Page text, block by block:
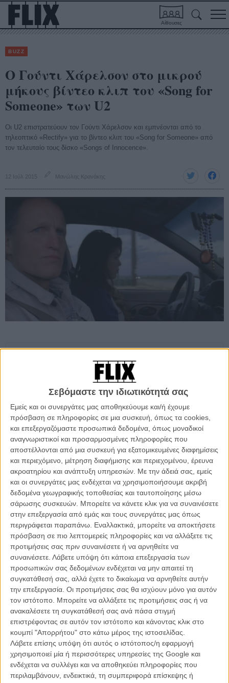
Σεβόμαστε την ιδιωτικότητά σας
Εμείς και οι συνεργάτες μας αποθηκεύουμε και/ή έχουμε
πρόσβαση σε πληροφορίες σε μια συσκευή, όπως τα cookies,
και επεξεργαζόμαστε προσωπικά δεδομένα, όπως μοναδικοί
αναγνωριστικοί και προσαρμοσμένες πληροφορίες που
αποστέλλονται από μια συσκευή για εξατομικευμένες διαφημίσεις
και περιεχόμενο, μέτρηση διαφήμισης και περιεχομένου, έρευνα
ακροατηρίου και ανάπτυξη υπηρεσιών. Με την άδειά σας, εμείς
και οι συνεργάτες μας ενδέχεται να χρησιμοποιήσουμε ακριβή
δεδομένα γεωγραφικής τοποθεσίας και ταυτοποίησης μέσω
σάρωσης συσκευών. Μπορείτε να κάνετε κλικ για να συναινέσετε
στην επεξεργασία από εμάς και τους συνεργάτες μας όπως
περιγράφεται παραπάνω. Εναλλακτικά, μπορείτε να αποκτήσετε
πρόσβαση σε πιο λεπτομερείς πληροφορίες και να αλλάξετε τις
προτιμήσεις σας πριν συναινέσετε ή να αρνηθείτε να
συναινέσετε. Λάβετε υπόψη ότι κάποια επεξεργασία των
προσωπικών σας δεδομένων ενδέχεται να μην απαιτεί τη
συγκατάθεσή σας, αλλά έχετε το δικαίωμα να αρνηθείτε αυτήν
την επεξεργασία. Οι προτιμήσεις σας θα ισχύουν μόνο για αυτόν
τον ιστότοπο. Μπορείτε να αλλάξετε τις προτιμήσεις σας ή να
ανακαλέσετε τη συγκατάθεσή σας ανά πάσα στιγμή
επιστρέφοντας σε αυτόν τον ιστότοπο και κάνοντας κλικ στο
κουμπί "Απορρήτου" στο κάτω μέρος της ιστοσελίδας.
Λάβετε επίσης υπόψη ότι αυτός ο ιστότοπος/η εφαρμογή
χρησιμοποιεί μία ή περισσότερες υπηρεσίες της Google και
ενδέχεται να συλλέγει και να αποθηκεύει πληροφορίες που
περιλαμβάνουν, ενδεικτικά, τη συμπεριφορά επίσκεψης ή
Αίθουσες
BUZZ
O Γούντι Χάρελσον στο μικρού
μήκους βίντεο κλιπ του «Song for
Someone» των U2
Οι U2 επιστρατεύουν τον Γούντι Χάρελσον και εμπνέονται από το
τηλεοπτικό «Rectify» για το βίντεο κλιπ του «Song for Someone» από
τον τελευταίο τους δίσκο «Songs of Innocence».
12 Ιούλ 2015 Μανώλης Κρανάκης
Προσθέστε το Flix στις προτιμήσεις σας στο
Google
κλιπς σε συσκευασία ταινιών μικρού μήκους (θυμηθείτε το «Early
Days» του Πολ ΜακΚάρτνεϊ και το «West Coast» της Λάνα Ντελ
Ρέι), το μικρού μήκους «Song for Someone» για το ομώνυμο
τραγούδι των U2 από το «Songs of Innocence», αφηγείται την
ιστορία ενός κατάδικου που μετά από χρόνια φυλάκισης αφήνεται
ελεύθερος με την κόρη του να τον περιμένει έξω από τη φυλακή για
να τον γυρίσει στο σπίτι.
Εμπνευσμένο ελέυθερα από το τηλεοπτικό «Rectify» του Netflix
φιλμ είναι μελαγχολικό, καλύτερο από το τραγούδι των U2 (να τα
λέμε αυτά) και εξ ολοκλήρου βασισμένο πάνω στο μεγαλειώδες
ταλέντο του Γούντι Χάρελσον που μέσα σε επτάμιση λεπτά διασχίζει
κάθε πιθανό συναίσθημα θλίψης, μετάνοιας, οργής και ελπίδας - με
ένα φινάλε κυριολεκτικά σπαρακτικό.